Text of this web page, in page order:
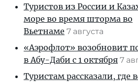
Туристов из России и
море во время шторма во
Вьетнаме 7 августа
«Аэрофлот» возобновит
в Абу-Даби с 1 октября 7
Туристам рассказали, где